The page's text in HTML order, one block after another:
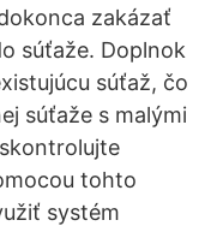
zakázať
súťaže. Doplnok
súťaž, čo
súťaže s malými
tohto
systém